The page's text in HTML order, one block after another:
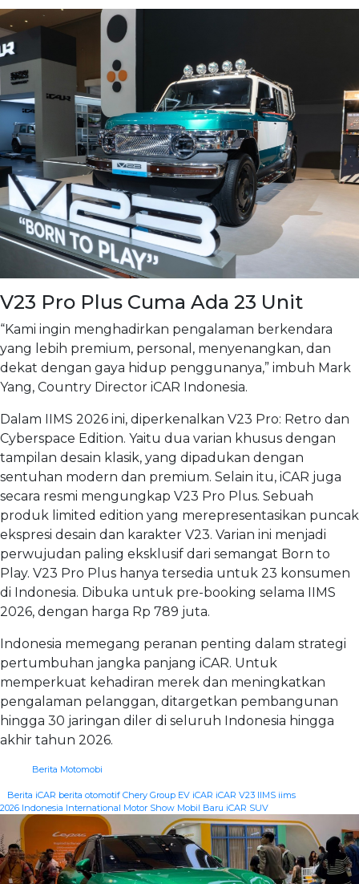
V23 Pro Plus Cuma Ada 23 Unit
“Kami ingin menghadirkan pengalaman berkendara
yang lebih premium, personal, menyenangkan, dan
dekat dengan gaya hidup penggunanya,” imbuh Mark
Yang, Country Director iCAR Indonesia.
Dalam IIMS 2026 ini, diperkenalkan V23 Pro: Retro dan
Cyberspace Edition. Yaitu dua varian khusus dengan
tampilan desain klasik, yang dipadukan dengan
sentuhan modern dan premium. Selain itu, iCAR juga
secara resmi mengungkap V23 Pro Plus. Sebuah
produk limited edition yang merepresentasikan puncak
ekspresi desain dan karakter V23. Varian ini menjadi
perwujudan paling eksklusif dari semangat Born to
Play. V23 Pro Plus hanya tersedia untuk 23 konsumen
di Indonesia. Dibuka untuk pre-booking selama IIMS
2026, dengan harga Rp 789 juta.
Indonesia memegang peranan penting dalam strategi
pertumbuhan jangka panjang iCAR. Untuk
memperkuat kehadiran merek dan meningkatkan
pengalaman pelanggan, ditargetkan pembangunan
hingga 30 jaringan diler di seluruh Indonesia hingga
akhir tahun 2026.
Berita Motomobi
Berita iCAR berita otomotif Chery Group EV iCAR iCAR V23 IIMS iims
2026 Indonesia International Motor Show Mobil Baru iCAR SUV